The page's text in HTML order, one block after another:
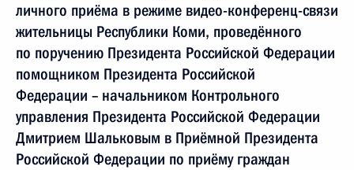
личного приёма в режиме видео-конференц-связи
жительницы Республики Коми, проведённого
по поручению Президента Российской Федерации
помощником Президента Российской
Федерации – начальником Контрольного
управления Президента Российской Федерации
Дмитрием Шальковым в Приёмной Президента
Российской Федерации по приёму граждан